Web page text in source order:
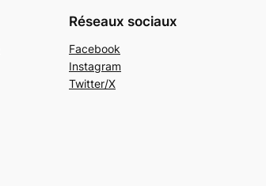
Réseaux sociaux
Facebook
Instagram
Twitter/X